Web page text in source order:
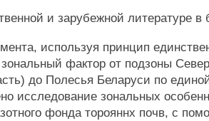
и зарубежной литературе в
используя принцип
фактор от подзоны
до Полесья Беларуси по
исследование зональных
фонда торояннх почв, с